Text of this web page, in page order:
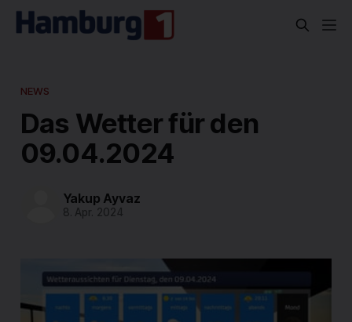
NEWS
Das Wetter für den
09.04.2024
Yakup Ayvaz
8. Apr. 2024